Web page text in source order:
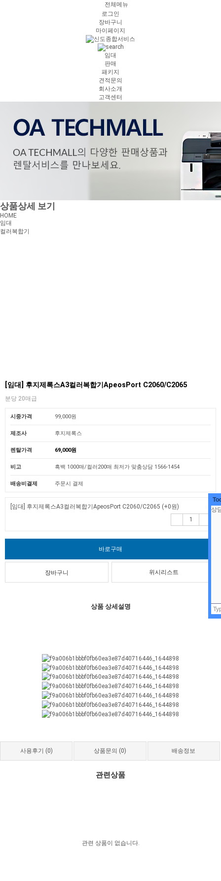
전체메뉴
로그인
장바구니
마이페이지
임대
판매
패키지
견적문의
회사소개
고객센터
상품상세 보기
HOME
임대
컬러복합기
[임대] 후지제록스A3컬러복합기ApeosPort C2060/C2065
분당 20매급
시중가격 99,000원
제조사 후지제록스
렌탈가격 69,000원
비고 흑백 1000매/컬러200매 최저가 맞춤상담 1566-1454
배송비결제 주문시 결제
[임대] 후지제록스A3컬러복합기ApeosPort C2060/C2065 (+0원)
위시리스트
상품 상세설명
사용후기 (0) 상품문의 (0) 배송정보
관련상품
관련 상품이 없습니다.